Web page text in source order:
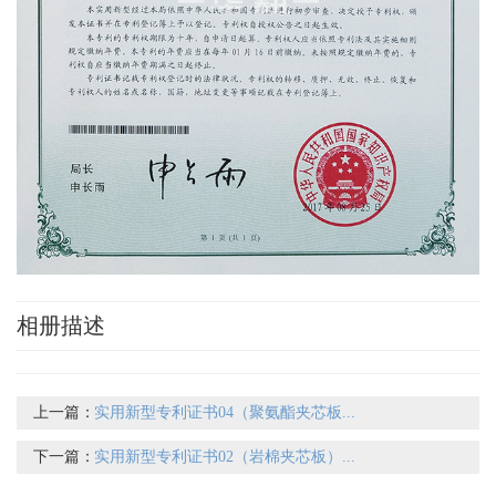
相册描述
上一篇： 实用新型专利证书04（聚氨酯夹芯板...
下一篇： 实用新型专利证书02（岩棉夹芯板）...